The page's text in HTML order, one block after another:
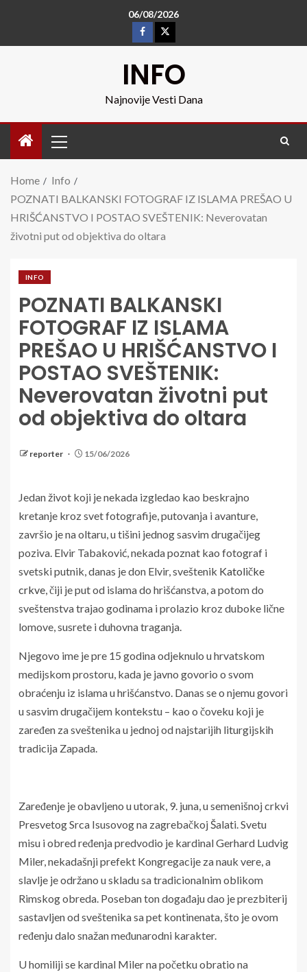
06/08/2026
INFO
Najnovije Vesti Dana
Home
Info
POZNATI BALKANSKI FOTOGRAF IZ ISLAMA PREŠAO U
HRIŠĆANSTVO I POSTAO SVEŠTENIK: Neverovatan
životni put od objektiva do oltara
INFO
POZNATI BALKANSKI
FOTOGRAF IZ ISLAMA
PREŠAO U HRIŠĆANSTVO I
POSTAO SVEŠTENIK:
Neverovatan životni put
od objektiva do oltara
reporter 15/06/2026
Jedan život koji je nekada izgledao kao beskrajno
kretanje kroz svet fotografije, putovanja i avanture,
završio je na oltaru, u tišini jednog sasvim drugačijeg
poziva. Elvir Tabaković, nekada poznat kao fotograf i
svetski putnik, danas je don Elvir, sveštenik Katoličke
crkve, čiji je put od islama do hrišćanstva, a potom do
sveštenstva trajao godinama i prolazio kroz duboke lične
lomove, susrete i duhovna traganja.
Njegovo ime je pre 15 godina odjeknulo u hrvatskom
medijskom prostoru, kada je javno govorio o svom
obraćenju iz islama u hrišćanstvo. Danas se o njemu govori
u sasvim drugačijem kontekstu – kao o čoveku koji je
zaređen za sveštenika u jednoj od najstarijih liturgijskih
tradicija Zapada.
Zaređenje je obavljeno u utorak, 9. juna, u semenišnoj crkvi
Presvetog Srca Isusovog na zagrebačkoj Šalati. Svetu
misu i obred ređenja predvodio je kardinal Gerhard Ludvig
Miler, nekadašnji prefekt Kongregacije za nauk vere, a
slavlje je održano u skladu sa tradicionalnim oblikom
Rimskog obreda. Poseban ton događaju dao je prezbiterij
sastavljen od sveštenika sa pet kontinenata, što je ovom
ređenju dalo snažan međunarodni karakter.
U homiliji se kardinal Miler na početku obratio na